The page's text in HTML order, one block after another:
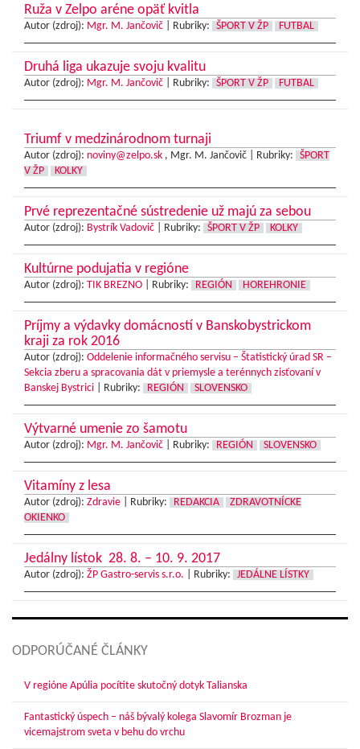
Ruža v Zelpo aréne opäť kvitla
Autor (zdroj): Mgr. M. Jančovič Rubriky: ŠPORT V ŽP FUTBAL
Druhá liga ukazuje svoju kvalitu
Autor (zdroj): Mgr. M. Jančovič Rubriky: ŠPORT V ŽP FUTBAL
Triumf v medzinárodnom turnaji
Autor (zdroj): noviny@zelpo.sk , Mgr. M. Jančovič | Rubriky:
ŠPORT
V ŽP
KOLKY
Prvé reprezentačné sústredenie už majú za sebou
Autor (zdroj): Bystrík Vadovič Rubriky: ŠPORT V ŽP KOLKY
Kultúrne podujatia v regióne
Autor (zdroj): TIK BREZNO Rubriky: REGIÓN HOREHRONIE
Príjmy a výdavky domácností v Banskobystrickom
kraji za rok 2016
Autor (zdroj): Oddelenie informačného servisu – Štatistický úrad SR –
Sekcia zberu a spracovania dát v priemysle a terénnych zisťovaní v
Banskej Bystrici
Rubriky: REGIÓN SLOVENSKO
Výtvarné umenie zo šamotu
Autor (zdroj): Mgr. M. Jančovič Rubriky: REGIÓN SLOVENSKO
Vitamíny z lesa
Autor (zdroj): Zdravie Rubriky: REDAKCIA
ZDRAVOTNÍCKE
OKIENKO
Jedálny lístok 28. 8. – 10. 9. 2017
Autor (zdroj): ŽP Gastro-servis s.r.o. Rubriky: JEDÁLNE LÍSTKY
ODPORÚČANÉ ČLÁNKY
V regióne Apúlia pocítite skutočný dotyk Talianska
Fantastický úspech – náš bývalý kolega Slavomír Brozman je
vicemajstrom sveta v behu do vrchu